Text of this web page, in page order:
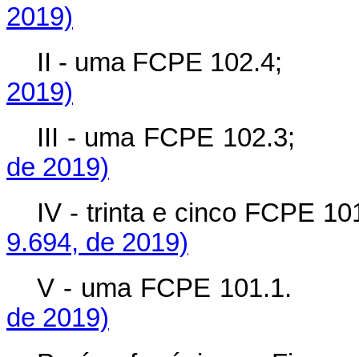
2019)
II - uma FCPE
2019)
III - uma FCPE
de 2019)
IV - trinta e cinco
9.694, de 2019)
V - uma FCPE
de 2019)